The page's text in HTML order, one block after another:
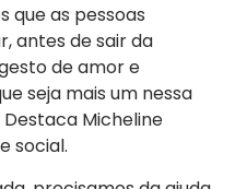
que as pessoas
antes de sair da
de amor e
seja mais um nessa
Micheline
social.